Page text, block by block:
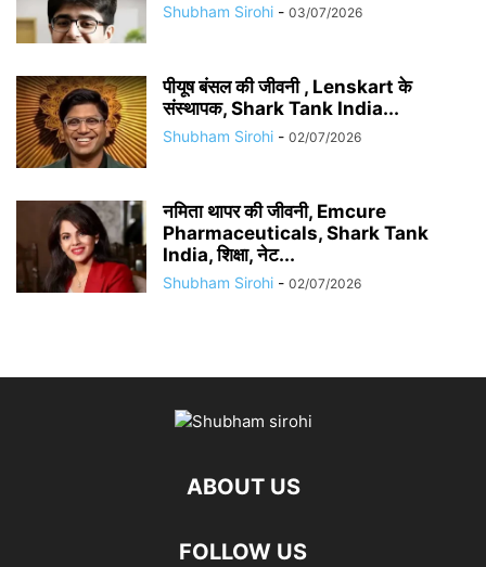
Shubham Sirohi - 03/07/2026
पीयूष बंसल की जीवनी , Lenskart के
संस्थापक, Shark Tank India...
Shubham Sirohi - 02/07/2026
नमिता थापर की जीवनी, Emcure
Pharmaceuticals, Shark Tank
India, शिक्षा, नेट...
Shubham Sirohi - 02/07/2026
ABOUT US
FOLLOW US